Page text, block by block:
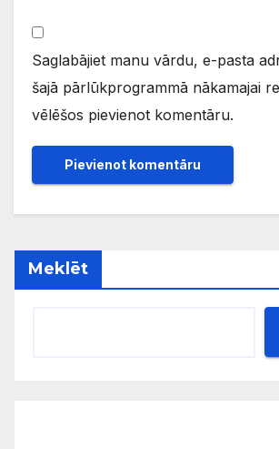
Saglabājiet manu vārdu, e-pasta
šajā pārlūkprogrammā nākamajai
vēlēšos pievienot komentāru.
Meklēt